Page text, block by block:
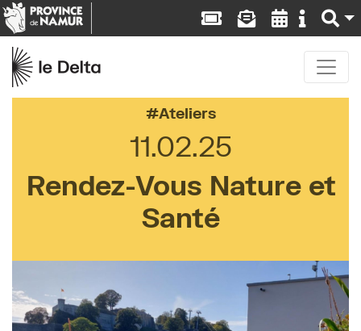
Ateliers
11.02.25
Rendez-Vous Nature et
Santé